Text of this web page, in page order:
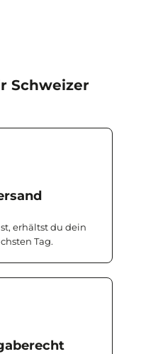
Schweizer
erhältst du dein
Tag.